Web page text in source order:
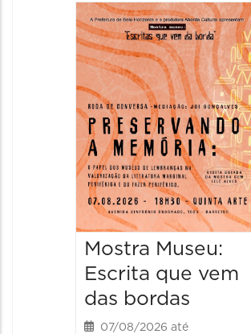
Mostra Museu:
Escrita que vem
das bordas
07/08/2026 até